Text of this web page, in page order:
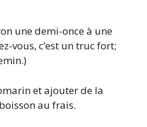
une demi-once à une
vous, c’est un truc fort;
et ajouter de la
au frais.